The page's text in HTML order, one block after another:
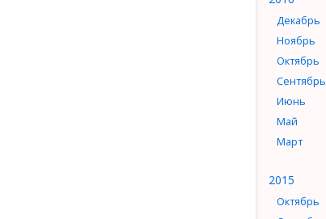
Декабрь
Ноябрь
Октябрь
Сентябрь
Июнь
Май
Март
2015
Октябрь